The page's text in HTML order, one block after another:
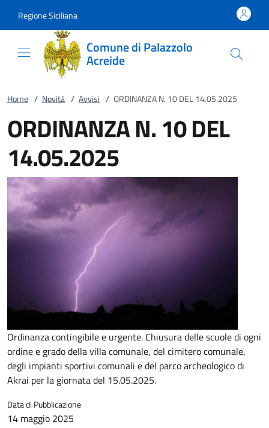
Regione Siciliana
Comune di Palazzolo
Acreide
Home / Novità / Avvisi / ORDINANZA N. 10 DEL 14.05.2025
ORDINANZA N. 10 DEL
14.05.2025
Ordinanza contingibile e urgente. Chiusura delle scuole di ogni
ordine e grado della villa comunale, del cimitero comunale,
degli impianti sportivi comunali e del parco archeologico di
Akrai per la giornata del 15.05.2025.
Data di Pubblicazione
14 maggio 2025